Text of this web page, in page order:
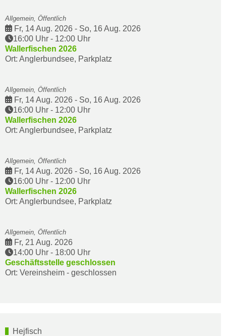
Allgemein, Öffentlich
Fr, 14 Aug. 2026 - So, 16 Aug. 2026
16:00 Uhr - 12:00 Uhr
Wallerfischen 2026
Ort: Anglerbundsee, Parkplatz
Allgemein, Öffentlich
Fr, 14 Aug. 2026 - So, 16 Aug. 2026
16:00 Uhr - 12:00 Uhr
Wallerfischen 2026
Ort: Anglerbundsee, Parkplatz
Allgemein, Öffentlich
Fr, 14 Aug. 2026 - So, 16 Aug. 2026
16:00 Uhr - 12:00 Uhr
Wallerfischen 2026
Ort: Anglerbundsee, Parkplatz
Allgemein, Öffentlich
Fr, 21 Aug. 2026
14:00 Uhr - 18:00 Uhr
Geschäftsstelle geschlossen
Ort: Vereinsheim - geschlossen
Hejfisch